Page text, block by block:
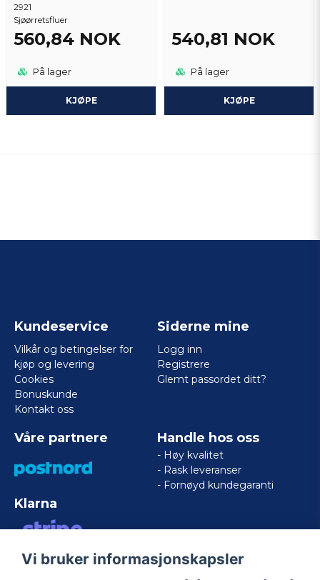
2921
Sjøørretsfluer
560,84 NOK
På lager
KJØPE
540,81 NOK
På lager
KJØPE
Kundeservice
Vilkår og betingelser for
kjøp og levering
Cookies
Bonuskunde
Kontakt oss
Siderne mine
Logg inn
Registrere
Glemt passordet ditt?
Våre partnere
Klarna
VISA/MASTERCARD/AMERICAN
Handle hos oss
- Høy kvalitet
- Rask leveranser
- Fornøyd kundegaranti
Vi bruker informasjonskapsler